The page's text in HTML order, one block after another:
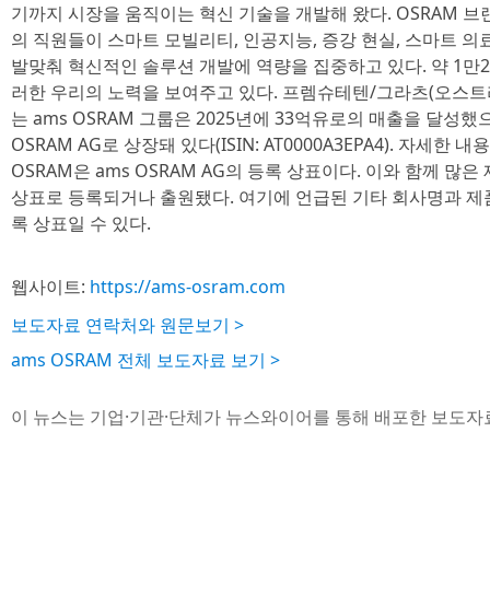
기까지 시장을 움직이는 혁신 기술을 개발해 왔다. OSRAM
의 직원들이 스마트 모빌리티, 인공지능, 증강 현실, 스마트
발맞춰 혁신적인 솔루션 개발에 역량을 집중하고 있다. 약 1
러한 우리의 노력을 보여주고 있다. 프렘슈테텐/그라츠(오스
는 ams OSRAM 그룹은 2025년에 33억유로의 매출을 달성했
OSRAM AG로 상장돼 있다(ISIN: AT0000A3EPA4). 자세한 내
OSRAM은 ams OSRAM AG의 등록 상표이다. 이와 함께 많
상표로 등록되거나 출원됐다. 여기에 언급된 기타 회사명과
록 상표일 수 있다.
웹사이트: https://ams-osram.com
보도자료 연락처와 원문보기 >
ams OSRAM 전체 보도자료 보기 >
이 뉴스는 기업·기관·단체가 뉴스와이어를 통해 배포한 보도